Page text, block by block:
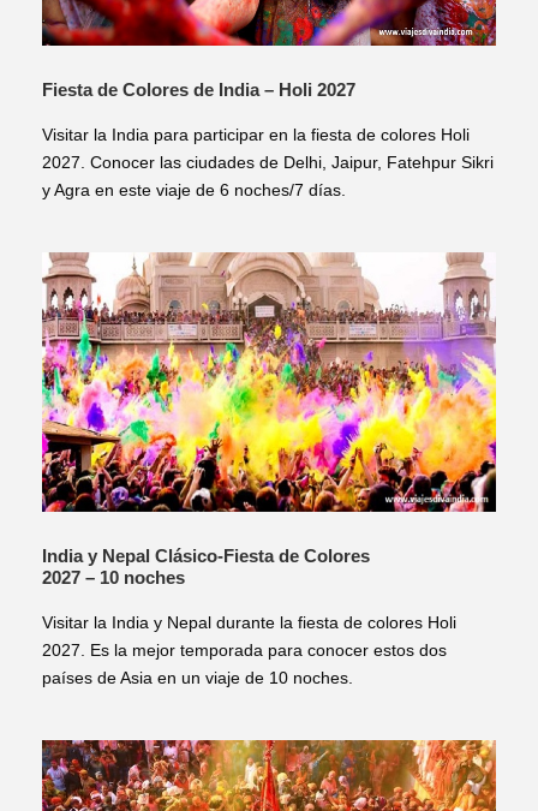
Fiesta de Colores de India – Holi 2027
Visitar la India para participar en la fiesta de colores Holi
2027. Conocer las ciudades de Delhi, Jaipur, Fatehpur Sikri
y Agra en este viaje de 6 noches/7 días.
India y Nepal Clásico-Fiesta de Colores
2027 – 10 noches
Visitar la India y Nepal durante la fiesta de colores Holi
2027. Es la mejor temporada para conocer estos dos
países de Asia en un viaje de 10 noches.